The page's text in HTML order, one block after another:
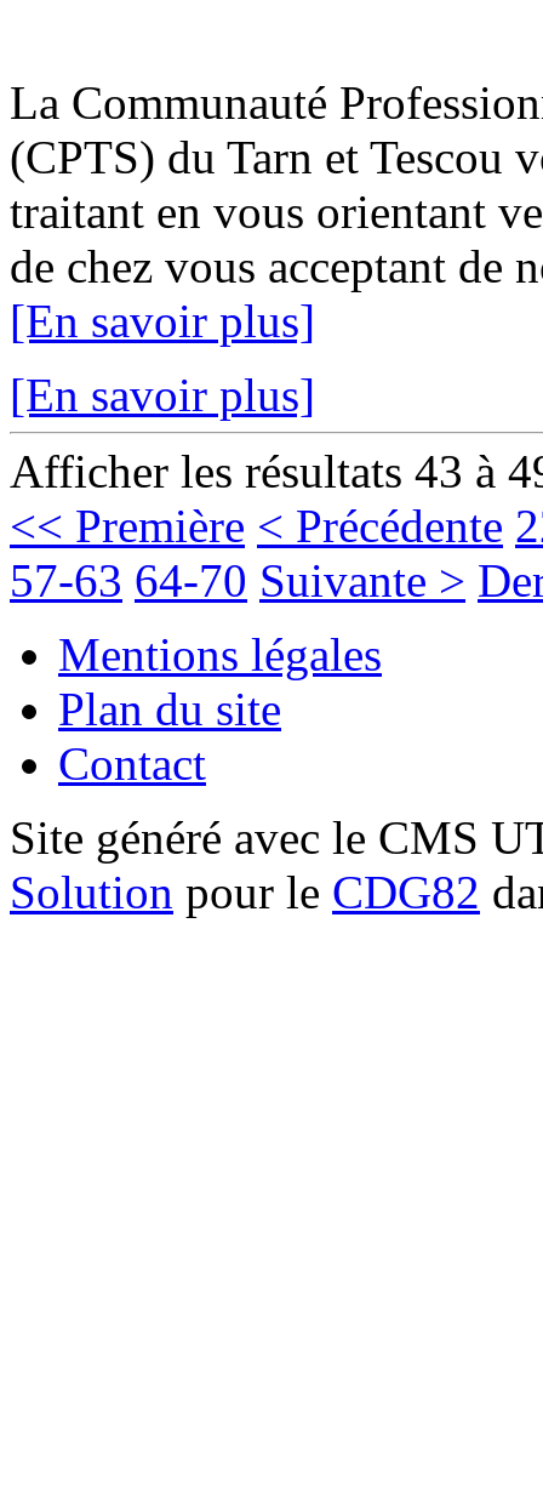
La Communauté
(CPTS) du Tarn et Tescou
traitant en vous orientant
de chez vous acceptant de
[En savoir plus]
[En savoir plus]
Afficher les résultats 43 à
<< Première < Précédente
57-63 64-70 Suivante >
Mentions légales
Plan du site
Contact
Site généré avec le CMS
Solution pour le CDG82